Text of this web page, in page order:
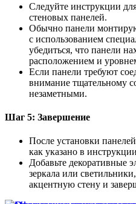
Следуйте инструкции
стеновых панелей.
Обычно панели
с использованием
убедиться, что панели
расположением и
Если панели требуют
внимание тщательному
незаметными.
Шаг 5: Завершение
После установки
как указано в
Добавьте декоративные
зеркала или
акцентную стену и